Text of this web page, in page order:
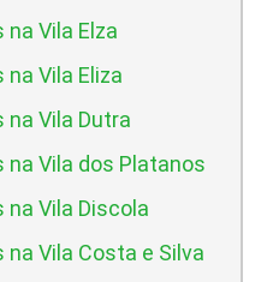
Vila Elza
Vila Eliza
Vila Dutra
na Vila dos Platanos
Vila Discola
Vila Costa e Silva